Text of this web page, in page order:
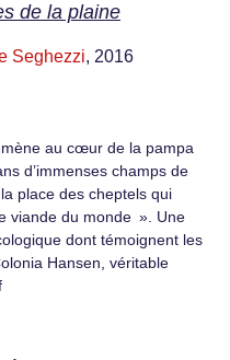
de la plaine
Seghezzi, 2016
au cœur de la pampa
d’immenses champs de
place des cheptels qui
viande du monde ». Une
dont témoignent les
Hansen, véritable